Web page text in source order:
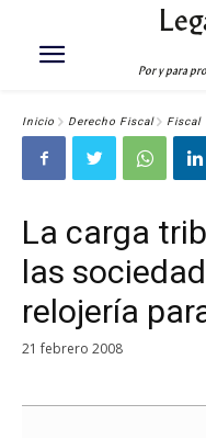
Por y para
Inicio Derecho Fiscal Fiscal
La carga
las
relojería
21 febrero 2008